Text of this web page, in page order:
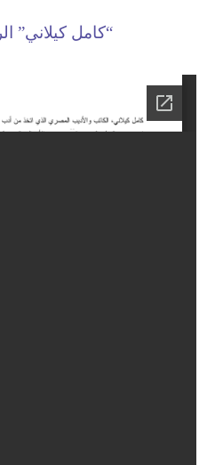
“كامل كيلاني”